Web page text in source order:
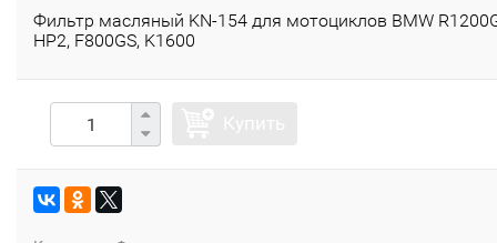
Фильтр масляный KN-154 для мотоциклов BMW
HP2, F800GS, K1600